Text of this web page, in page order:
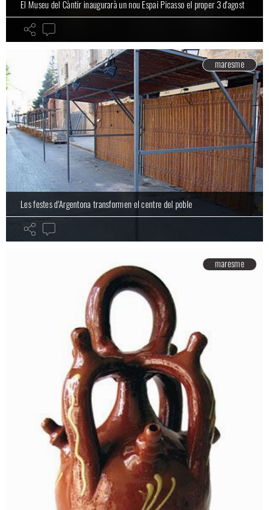
El Museu del Càntir inaugurarà un nou Espai Picasso el proper 3 d'agost
maresme
Les festes d'Argentona transformen el centre del poble
maresme